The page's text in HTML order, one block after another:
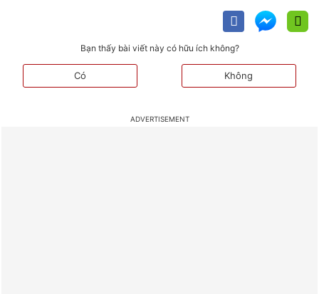
dam-vinh-hung-tiep-tuc-theo-duoi-
vu-kien-185250706132136358.htm
Bạn thấy bài viết này có hữu ích không?
Có Không